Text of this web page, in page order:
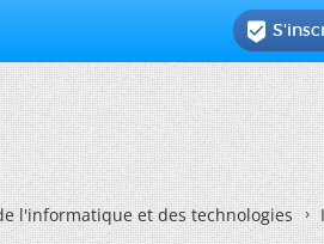

l'informatique et des technologies